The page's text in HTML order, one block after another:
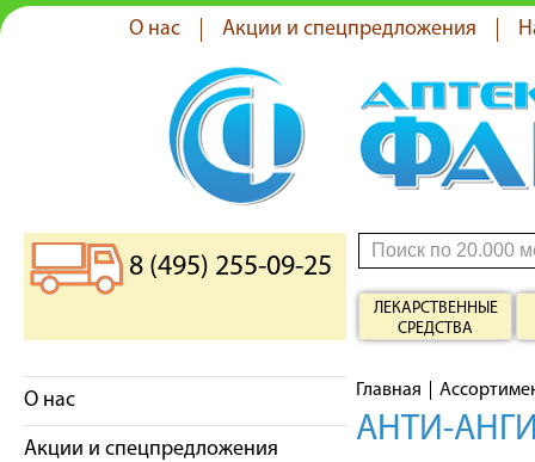
О нас Акции и спецпредложения
8 (495) 255-09-25
ЛЕКАРСТВЕННЫЕ
СРЕДСТВА
О нас
Акции и спецпредложения
Главная
АНТИ-